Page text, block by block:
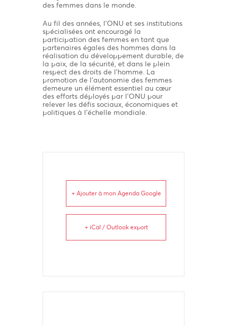
des femmes dans le monde.
Au fil des années, l’ONU et ses institutions
spécialisées ont encouragé la
participation des femmes en tant que
partenaires égales des hommes dans la
réalisation du développement durable, de
la paix, de la sécurité, et dans le plein
respect des droits de l’homme. La
promotion de l’autonomie des femmes
demeure un élément essentiel au cœur
des efforts déployés par l’ONU pour
relever les défis sociaux, économiques et
politiques à l’échelle mondiale.
+ Ajouter à mon Agenda Google
+ iCal / Outlook export